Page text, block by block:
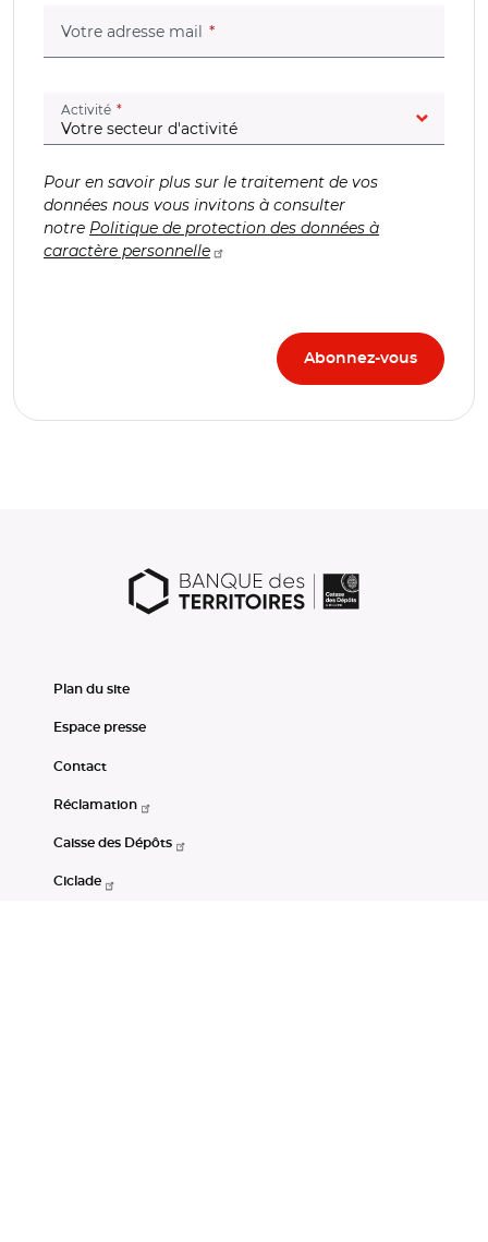
Votre adresse mail (champ obligatoire)
Activité (champ obligatoire)
Pour en savoir plus sur le traitement de vos
données nous vous invitons à consulter
notre Politique de protection des données à
caractère personnelle
Plan du site
Espace presse
Contact
Réclamation
Caisse des Dépôts
Ciclade